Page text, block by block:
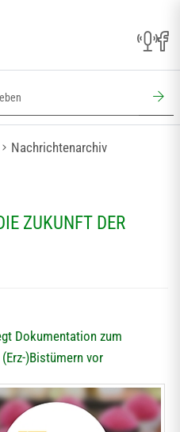
Nachrichtenarchiv
ZUKUNFT DER
Dokumentation zum
)Bistümern vor